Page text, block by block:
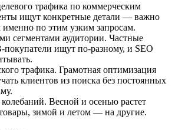
трафика по коммерческим
ищут конкретные детали — важно
по этим узким запросам.
сегментами аудитории. Частные
ищут по-разному, и SEO
трафика. Грамотная оптимизация
клиентов из поиска без постоянных
Весной и осенью растет
зимой и летом — на другие.